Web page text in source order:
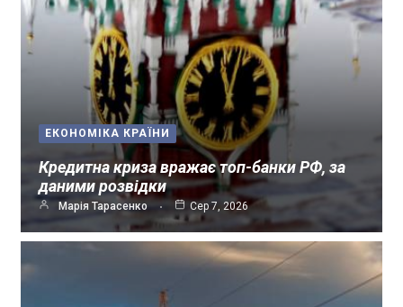
ЕКОНОМІКА КРАЇНИ
Кредитна криза вражає топ-банки РФ, за
даними розвідки
Марія Тарасенко Сер 7, 2026